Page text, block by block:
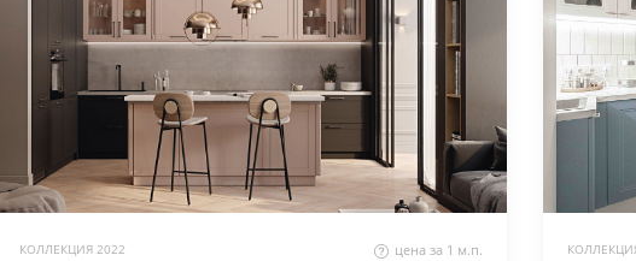
КОЛЛЕКЦИЯ 2022 цена за 1 м.п.